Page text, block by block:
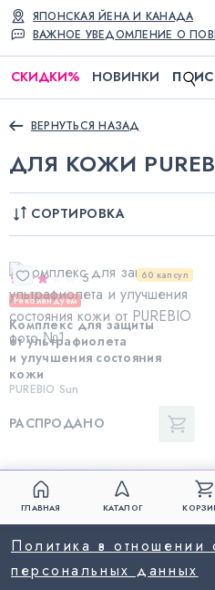
ВАЖНОЕ УВЕДОМЛЕНИЕ О
ЯПОНСКАЯ ЙЕНА И КАНАДА
СКИДКИ% НОВИНКИ П
ВЕРНУТЬСЯ НАЗАД
ДЛЯ КОЖИ
СОРТИРОВКА
60 капсул
5
Рекомендуем
Комплекс для защиты
от ультрафиолета
и улучшения состояния
кожи
PUREBIO Sun
РАСПРОДАНО
ГЛАВНАЯ КАТАЛОГ
Политика в отношении
персональных данных